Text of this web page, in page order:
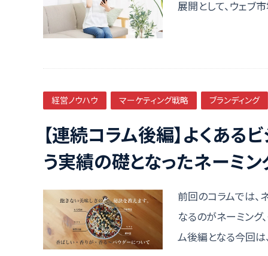
展開として、ウェブ
経営ノウハウ マーケティング戦略 ブランディング
【連続コラム後編】よくあ
う実績の礎となったネーミン
前回のコラムでは、
なるのがネーミング
ム後編となる今回は